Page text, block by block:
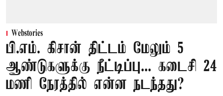
Webstories
பி.எம். கிசான் திட்டம் மேலும் 5
ஆண்டுகளுக்கு நீட்டிப்பு... கடைசி 24
மணி நேரத்தில் என்ன நடந்தது?